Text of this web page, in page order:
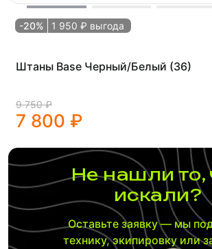
-20% 1 950 ₽ выгода
Штаны Base Черный/Белый (36)
9 750 ₽
7 800 ₽
Не нашли то,
искали?
Оставьте заявку — мы
технику, экипировку или